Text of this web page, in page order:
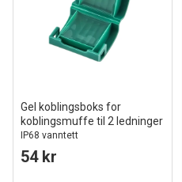
Gel koblingsboks for
koblingsmuffe til 2 ledninger
IP68 vanntett
54 kr